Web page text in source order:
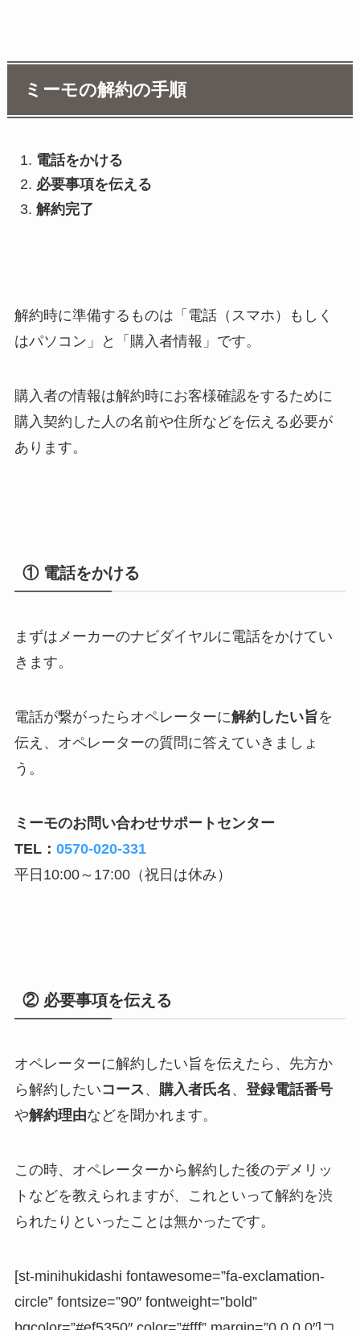
ミーモの解約の手順
電話をかける
必要事項を伝える
解約完了
解約時に準備するものは「電話（スマホ）もしく
はパソコン」と「購入者情報」です。
購入者の情報は解約時にお客様確認をするために
購入契約した人の名前や住所などを伝える必要が
あります。
① 電話をかける
まずはメーカーのナビダイヤルに電話をかけてい
きます。
電話が繋がったらオペレーターに解約したい旨を
伝え、オペレーターの質問に答えていきましょ
う。
ミーモのお問い合わせサポートセンター
TEL： 0570-020-331
平日10:00～17:00（祝日は休み）
② 必要事項を伝える
オペレーターに解約したい旨を伝えたら、先方か
ら解約したいコース、 購入者氏名 、 登録電話番号
や解約理由などを聞かれます。
この時、オペレーターから解約した後のデメリッ
トなどを教えられますが、これといって解約を渋
られたりといったことは無かったです。
[st-minihukidashi fontawesome=”fa-exclamation-
circle” fontsize=”90″ fontweight=”bold”